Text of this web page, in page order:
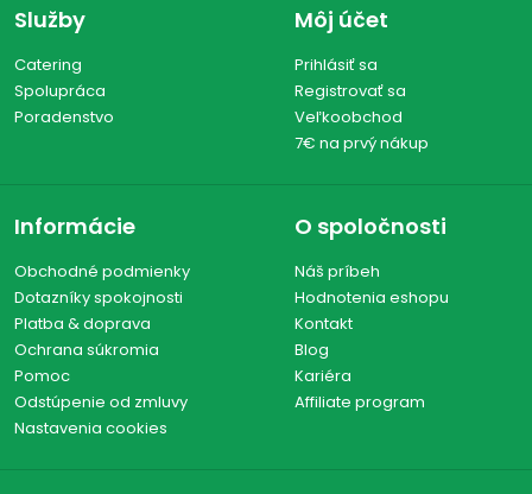
Služby
Catering
Spolupráca
Poradenstvo
Môj účet
Prihlásiť sa
Registrovať sa
Veľkoobchod
7€ na prvý nákup
Informácie
Obchodné podmienky
Dotazníky spokojnosti
Platba & doprava
Ochrana súkromia
Pomoc
Odstúpenie od zmluvy
Nastavenia cookies
O spoločnosti
Náš príbeh
Hodnotenia eshopu
Kontakt
Blog
Kariéra
Affiliate program